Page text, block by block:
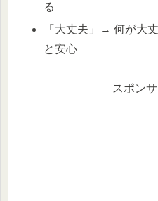
る
「大丈夫」→ 何が大
と安心
スポン